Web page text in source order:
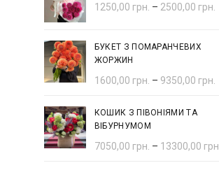
1250,00 грн. – 2500,00 грн.
БУКЕТ З ПОМАРАНЧЕВИХ
ЖОРЖИН
1600,00 грн. – 9350,00 грн.
КОШИК З ПІВОНІЯМИ ТА
ВІБУРНУМОМ
7050,00 грн. – 13300,00 грн.